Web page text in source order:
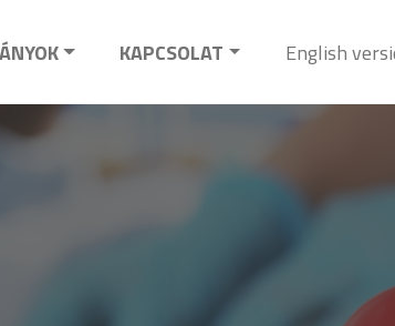
KAPCSOLAT English